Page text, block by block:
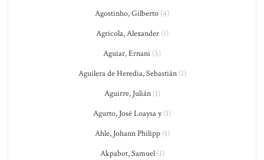
Agostinho, Gilberto (4)
Agricola, Alexander(1)
Aguiar, Ernani (5)
Aguilera de Heredia, Sebastián(1)
Aguirre, Julián(1)
Agurto, José Loaysa y(1)
Ahle, Johann Philipp(1)
Akpabot, Samuel(1)